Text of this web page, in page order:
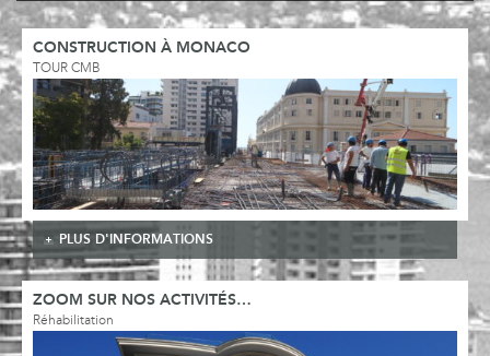
CONSTRUCTION À MONACO
TOUR CMB
PLUS D'INFORMATIONS
ZOOM SUR NOS ACTIVITÉS…
Réhabilitation